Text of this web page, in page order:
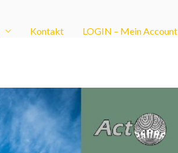
Kontakt LOGIN – Mein Account